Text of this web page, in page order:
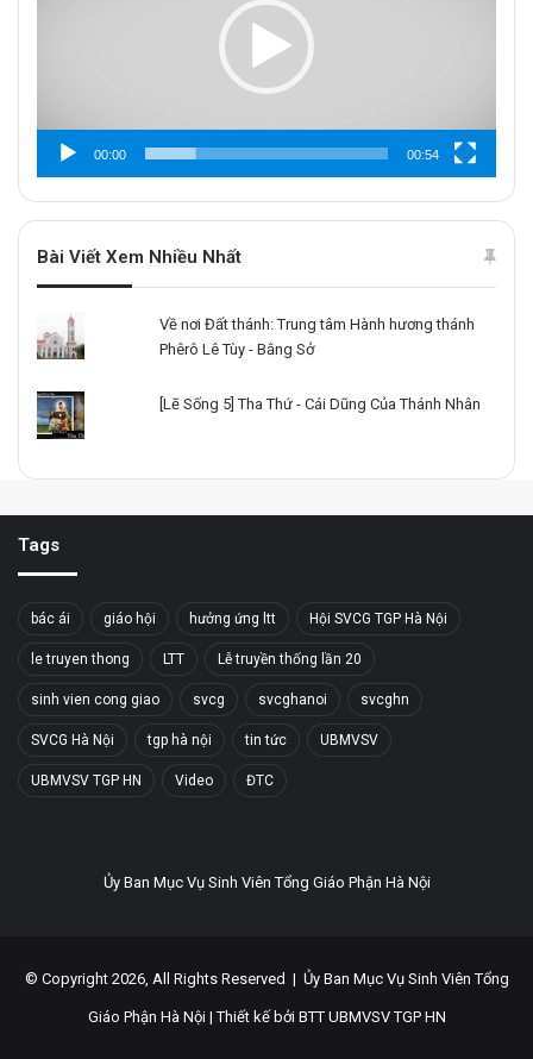
00:00 00:54
Bài Viết Xem Nhiều Nhất
Về nơi Đất thánh: Trung tâm Hành hương thánh
Phêrô Lê Tùy - Bằng Sở
[Lẽ Sống 5] Tha Thứ - Cái Dũng Của Thánh Nhân
Tags
bác ái giáo hội hưởng ứng ltt Hội SVCG TGP Hà Nội
le truyen thong LTT Lễ truyền thống lần 20
sinh vien cong giao svcg svcghanoi svcghn
SVCG Hà Nội tgp hà nội tin tức UBMVSV
UBMVSV TGP HN Video ĐTC
Ủy Ban Mục Vụ Sinh Viên Tổng Giáo Phận Hà Nội
© Copyright 2026, All Rights Reserved | Ủy Ban Mục Vụ Sinh Viên Tổng
Giáo Phận Hà Nội| Thiết kế bởi BTT UBMVSV TGP HN